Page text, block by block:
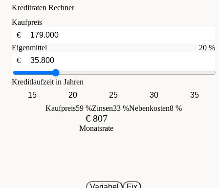
Kreditraten Rechner
Kaufpreis
€
Eigenmittel
20 %
€
Kreditlaufzeit in Jahren
15
20 25 30
35
Kaufpreis59 %Zinsen33 %Nebenkosten8 %
€ 807
Monatsrate